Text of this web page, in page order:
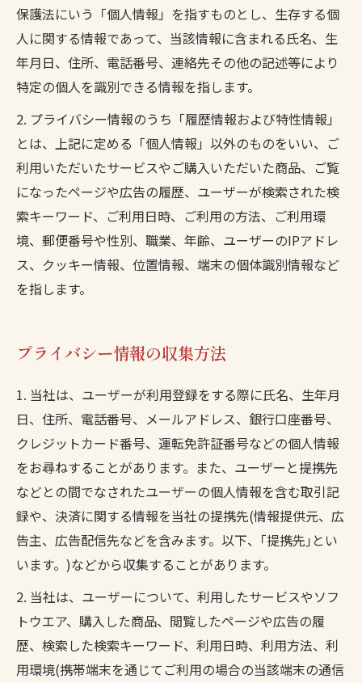
保護法にいう「個人情報」を指すものとし、生存する個
人に関する情報であって、当該情報に含まれる氏名、生
年月日、住所、電話番号、連絡先その他の記述等により
特定の個人を識別できる情報を指します。
2. プライバシー情報のうち「履歴情報および特性情報」
とは、上記に定める「個人情報」以外のものをいい、ご
利用いただいたサービスやご購入いただいた商品、ご覧
になったページや広告の履歴、ユーザーが検索された検
索キーワード、ご利用日時、ご利用の方法、ご利用環
境、郵便番号や性別、職業、年齢、ユーザーのIPアドレ
ス、クッキー情報、位置情報、端末の個体識別情報など
を指します。
プライバシー情報の収集方法
1. 当社は、ユーザーが利用登録をする際に氏名、生年月
日、住所、電話番号、メールアドレス、銀行口座番号、
クレジットカード番号、運転免許証番号などの個人情報
をお尋ねすることがあります。また、ユーザーと提携先
などとの間でなされたユーザーの個人情報を含む取引記
録や、決済に関する情報を当社の提携先(情報提供元、広
告主、広告配信先などを含みます。以下、｢提携先｣とい
います。)などから収集することがあります。
2. 当社は、ユーザーについて、利用したサービスやソフ
トウエア、購入した商品、閲覧したページや広告の履
歴、検索した検索キーワード、利用日時、利用方法、利
用環境(携帯端末を通じてご利用の場合の当該端末の通信